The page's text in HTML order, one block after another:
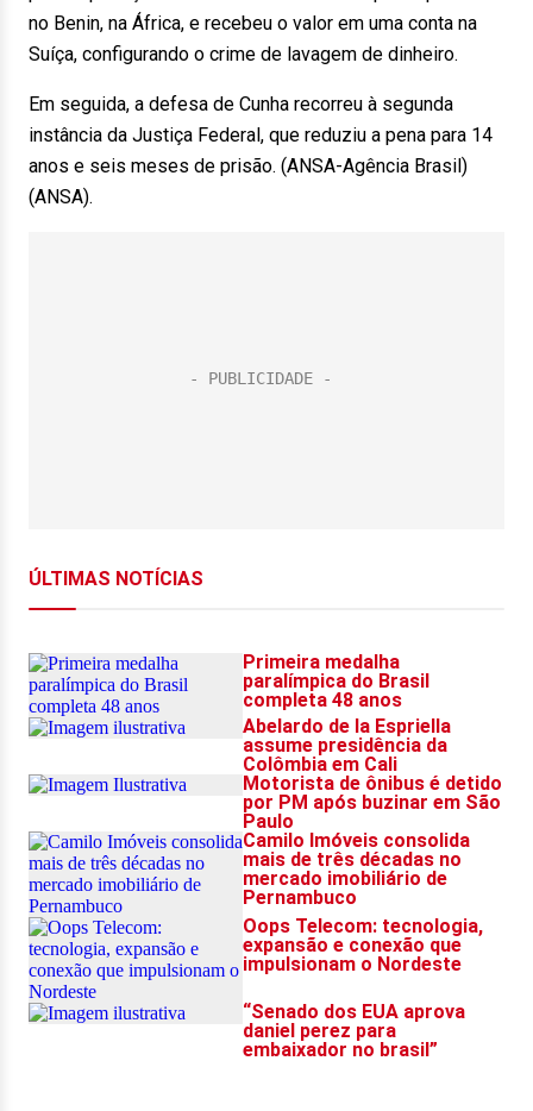
no Benin, na África, e recebeu o valor em uma conta na
Suíça, configurando o crime de lavagem de dinheiro.
Em seguida, a defesa de Cunha recorreu à segunda
instância da Justiça Federal, que reduziu a pena para 14
anos e seis meses de prisão. (ANSA-Agência Brasil)
(ANSA).